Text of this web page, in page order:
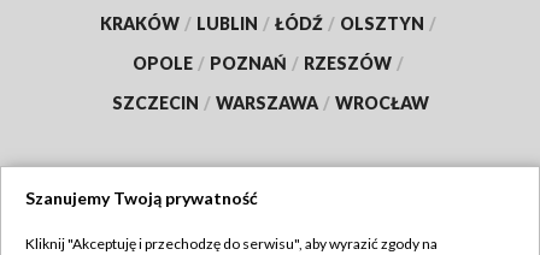
KRAKÓW / LUBLIN / ŁÓDŹ / OLSZTYN /
OPOLE / POZNAŃ / RZESZÓW /
SZCZECIN / WARSZAWA / WROCŁAW
Szanujemy Twoją prywatność
Kliknij "Akceptuję i przechodzę do serwisu", aby wyrazić zgody na